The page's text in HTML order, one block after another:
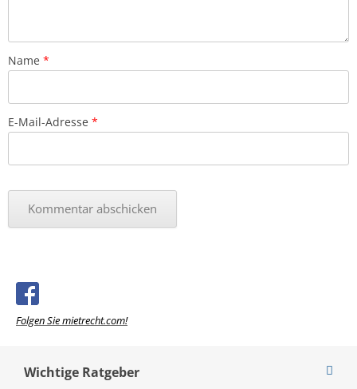
Name *
E-Mail-Adresse *
Folgen Sie mietrecht.com!
Wichtige Ratgeber